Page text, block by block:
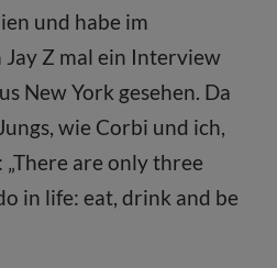
und habe im
Z mal ein Interview
New York gesehen. Da
wie Corbi und ich,
are only three
in life: eat, drink and be